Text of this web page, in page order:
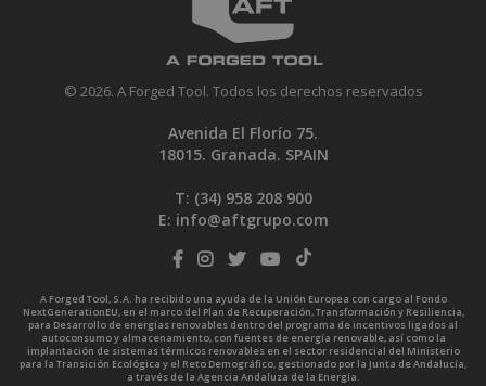
© 2026. A Forged Tool. Todos los derechos reservados
Avenida El Florío 75.
18015. Granada. SPAIN
T: (34) 958 208 900
E: info@aftgrupo.com
A Forged Tool, S.A. ha recibido una ayuda de la Unión Europea con cargo al Fondo
NextGenerationEU, en el marco del Plan de Recuperación, Transformación y Resiliencia,
para Desarrollo de energías renovables dentro del programa de incentivos ligados al
autoconsumo y almacenamiento, con fuentes de energía renovable, así como la
implantación de sistemas térmicos renovables en el sector residencial del Ministerio
para la Transición Ecológica y el Reto Demográfico, gestionado por la Junta de Andalucía,
a través de la Agencia Andaluza de la Energía.